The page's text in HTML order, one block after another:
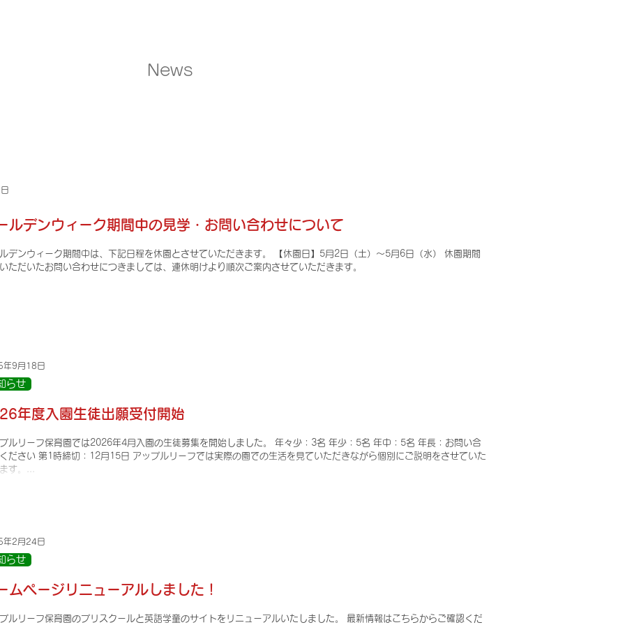
News
ルデンウィーク期間中の見学・お問い合わせについて
デンウィーク期間中は、下記日程を休園とさせていただきます。 【休園日】5月2日（土）～5月6日（水） 休園期間
ただいたお問い合わせにつきましては、連休明けより順次ご案内させていただきます。
年度入園生徒出願受付開始
ルリーフ保育園では2026年4月入園の生徒募集を開始しました。 年々少：3名 年少：5名 年中：5名 年長：お問い合
ださい 第1時締切：12月15日 アップルリーフでは実際の園での生活を見ていただきながら個別にご説明をさせていた
す。...
らせ
年9月18日
ムページリニューアルしました！
ルリーフ保育園のプリスクールと英語学童のサイトをリニューアルいたしました。 最新情報はこちらからご確認くだ
らせ
年2月24日